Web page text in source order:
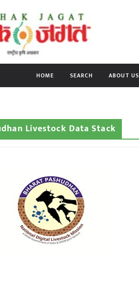
HOME SEARCH ABOUT US
Livestock Data Stack